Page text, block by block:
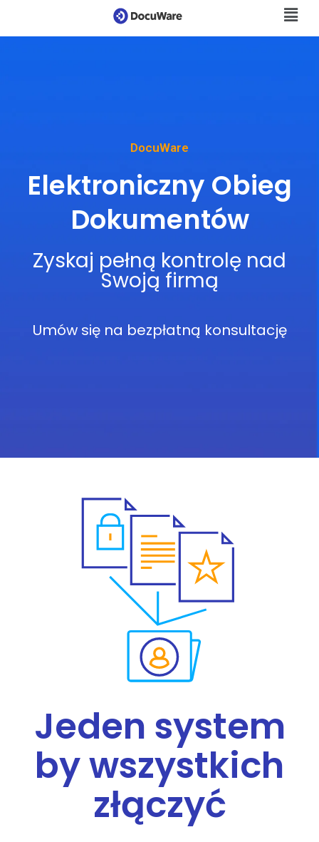
DocuWare
Elektroniczny Obieg
Dokumentów
Zyskaj pełną kontrolę nad
Swoją firmą
Umów się na bezpłatną konsultację
Jeden system
by wszystkich
złączyć